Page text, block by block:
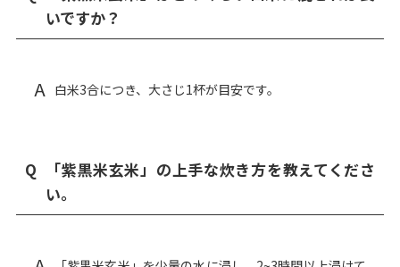
いですか？
A 白米3合につき、大さじ1杯が目安です。
Q
「紫黒米玄米」の上手な炊き方を教えてくださ
い。